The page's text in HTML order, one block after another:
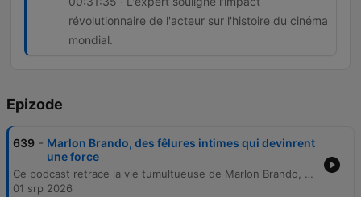
révolutionnaire de l'acteur sur l'histoire du cinéma
mondial.
Epizode
639 - Marlon Brando, des fêlures intimes qui devinrent
une force
Ce podcast retrace la vie tumultueuse de Marlon Brando, de son enfance marquée par la violence et l'abandon à son ascension fulgurante à New York sous la méthode Stella Adler. L'épisode explore son tempérament rebelle, sa sexualité libérée et son statut de sex-symbol incontrôlable à Hollywood. Le récit poursuit l'exploration de ses relations passionnées, de ses déboires financiers et de sa transformation physique. À travers un entretien avec François Forestier, nous analysons son rapport complexe à l'industrie, son retrait vers la Polynésie et l'impact durable de ses performances mythiques sur l'histoire du cinéma.
01 srp 2026